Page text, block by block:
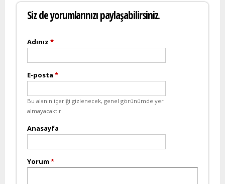
Siz de yorumlarınızı paylaşabilirsiniz.
Adınız *
E-posta *
Bu alanın içeriği gizlenecek, genel görünümde yer
almayacaktır.
Anasayfa
Yorum *